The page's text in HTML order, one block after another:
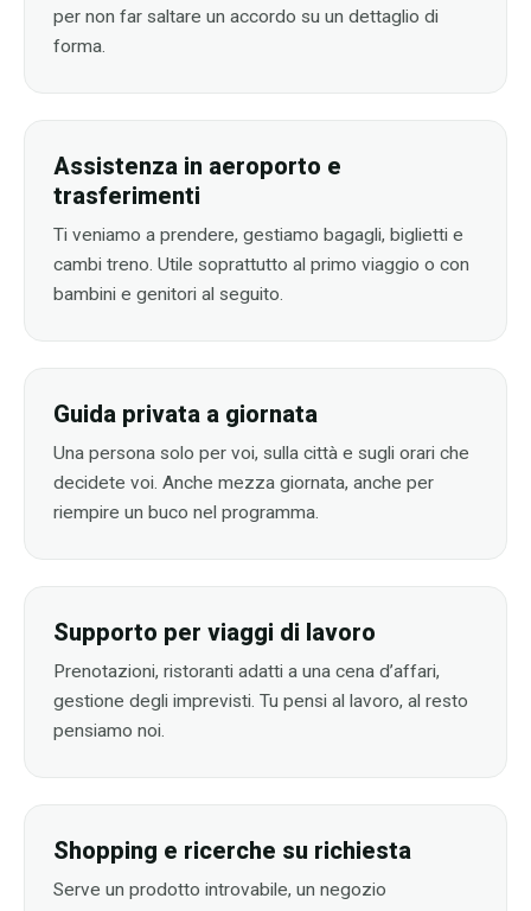
per non far saltare un accordo su un dettaglio di
forma.
Assistenza in aeroporto e
trasferimenti
Ti veniamo a prendere, gestiamo bagagli, biglietti e
cambi treno. Utile soprattutto al primo viaggio o con
bambini e genitori al seguito.
Guida privata a giornata
Una persona solo per voi, sulla città e sugli orari che
decidete voi. Anche mezza giornata, anche per
riempire un buco nel programma.
Supporto per viaggi di lavoro
Prenotazioni, ristoranti adatti a una cena d’affari,
gestione degli imprevisti. Tu pensi al lavoro, al resto
pensiamo noi.
Shopping e ricerche su richiesta
Serve un prodotto introvabile, un negozio